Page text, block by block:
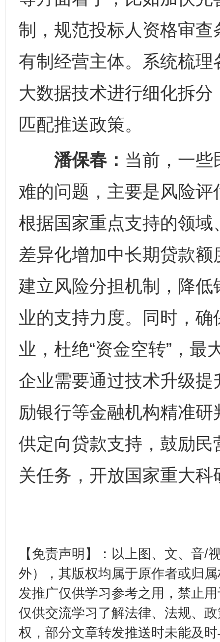
制，规范投标人资格审
有制经营主体。系统梳
大数据技术进行细化拆
匹配推送政策。
潘保春： 当前，一些
难的问题，主要是风险
根据国家重点支持的领
差异化增加中长期贷款
建立风险分担机制，降
业的支持力度。同时，
业，杜绝“资金空转”，
企业需要通过技术升级
励银行等金融机构精准
供定向贷款支持，鼓励
关任务，开放国家重大
【免责声明】：以上图、文、音/
外），其版权均属于原作者或归
发推广仅供学习参考之用，禁止
仅供交流学习了解法律、法规、
权，部分文章转发推送时未能及
完善运行机制助力责任有效落实
公平竞争审查“十大案例”出炉！ 一纸欠
东山县通报“牛蛙产品抗生素超标问题” 法
千年窑火 生生不息 一